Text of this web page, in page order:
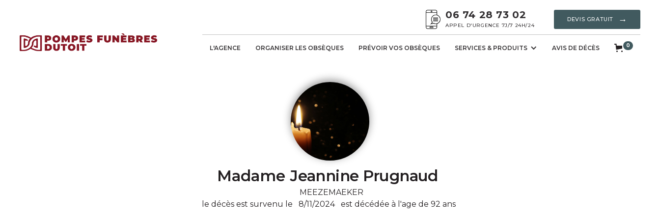
06 74 28 73 02
APPEL D'URGENCE 7J/7 24H/24
DEVIS GRATUIT →
L'AGENCE ORGANISER LES OBSÈQUES PRÉVOIR VOS OBSÈQUES SERVICES & PRODUITS AVIS DE DÉCÈS 0
Madame Jeannine Prugnaud
MEEZEMAEKER
le décès est survenu le
8/11/2024 est décédée à l'age de 92 ans